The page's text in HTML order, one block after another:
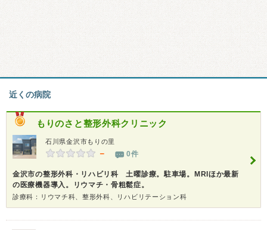
近くの病院
もりのさと整形外科クリニック
石川県金沢市もりの里
－ 0件
金沢市の整形外科・リハビリ科 土曜診療。駐車場。MRIほか最新
の医療機器導入。リウマチ・骨粗鬆症。
診療科：リウマチ科、整形外科、リハビリテーション科